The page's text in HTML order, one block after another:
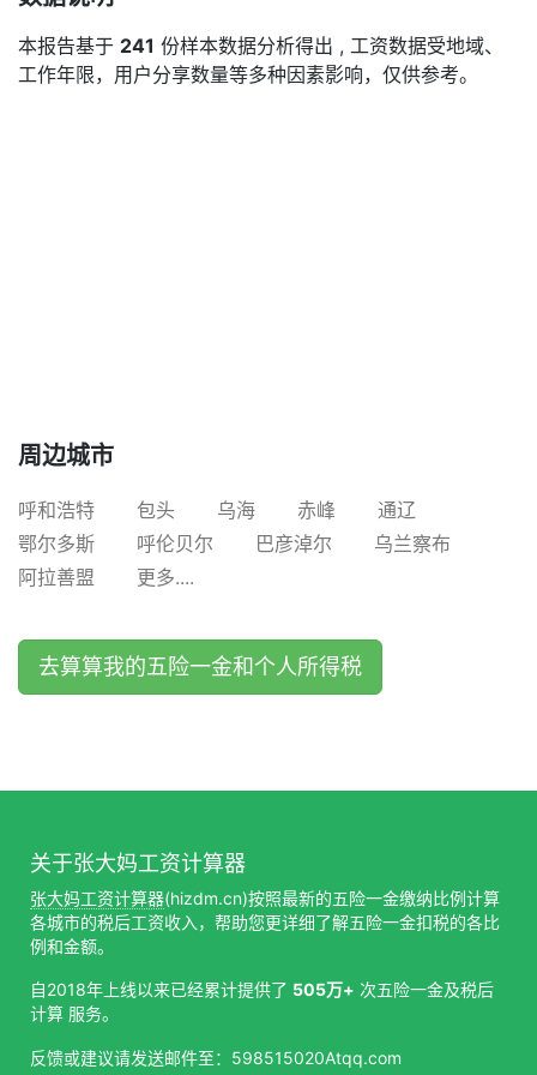
本报告基于 241 份样本数据分析得出 , 工资数据受地域、
工作年限，用户分享数量等多种因素影响，仅供参考。
周边城市
呼和浩特 包头 乌海 赤峰
通辽
鄂尔多斯
呼伦贝尔 巴彦淖尔
乌兰察布
阿拉善盟
更多....
去算算我的五险一金和个人所得税
关于张大妈工资计算器
张大妈工资计算器(hizdm.cn)按照最新的五险一金缴纳比例计算
各城市的税后工资收入，帮助您更详细了解五险一金扣税的各比
例和金额。
自2018年上线以来已经累计提供了 505万+ 次五险一金及税后
计算 服务。
反馈或建议请发送邮件至：598515020Atqq.com